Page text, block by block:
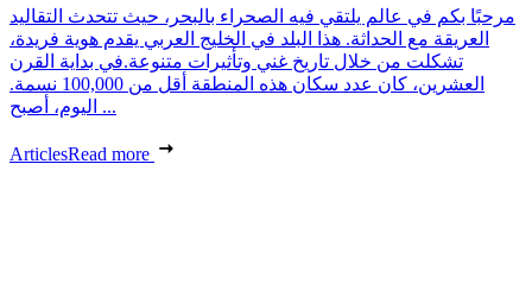
مرحبًا بكم في عالم يلتقي فيه الصحراء بالبحر، حيث تتحدث التقاليد
العريقة مع الحداثة. هذا البلد في الخليج العربي يقدم هوية فريدة،
تشكلت من خلال تاريخ غني وتأثيرات متنوعة.في بداية القرن
العشرين، كان عدد سكان هذه المنطقة أقل من 100,000 نسمة.
اليوم، أصبح ...
ArticlesRead more